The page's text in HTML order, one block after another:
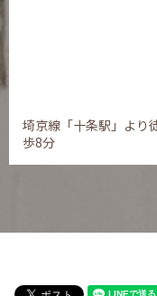
埼京線「十条駅」より
歩8分